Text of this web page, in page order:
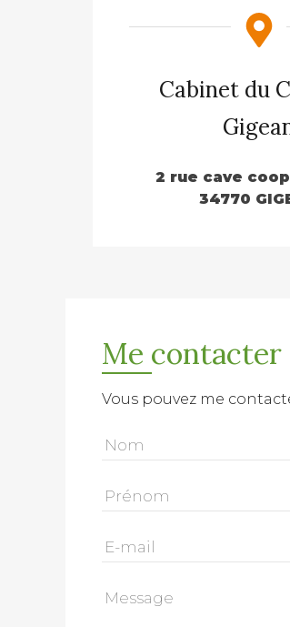
Cabinet du
2 rue cave
34770
Me contacter
Vous pouvez me